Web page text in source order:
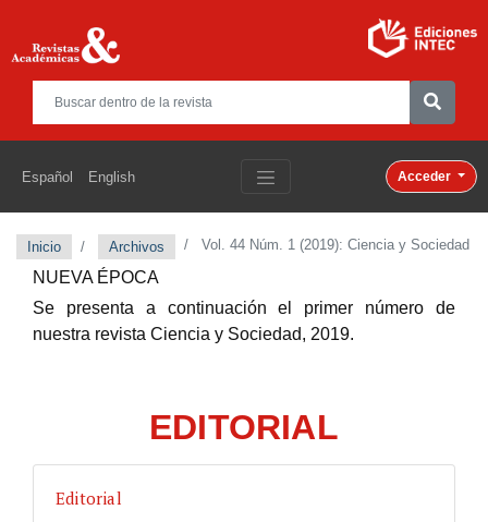
Español English Acceder
Inicio Archivos Vol. 44 Núm. 1 (2019): Ciencia y Sociedad
NUEVA ÉPOCA
Se presenta a continuación el primer número de
nuestra revista Ciencia y Sociedad, 2019.
EDITORIAL
Editorial